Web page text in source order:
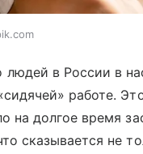
людей в России в
работе.
на долгое время
сказывается не